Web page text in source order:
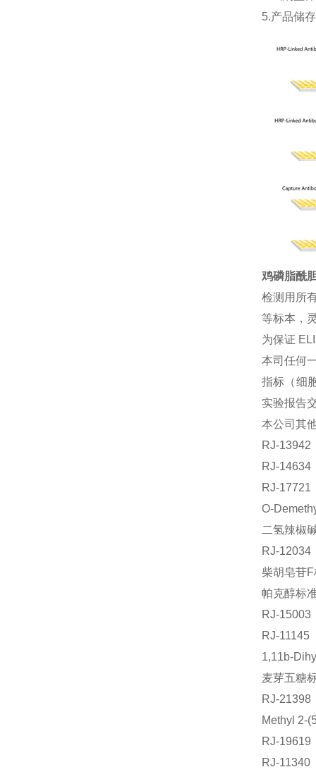
5.产品储
鸡磷脂酰
检测用所
等标本，
为保证
本司任何
指标（细
实验报告
本公司其
RJ-
RJ-
RJ-
O-
二氢辣椒
RJ-
柴胡皂苷
帕克醇标
RJ-
RJ-
1,11b-
麦芽五糖
RJ-
Methyl 2-
RJ-
RJ-